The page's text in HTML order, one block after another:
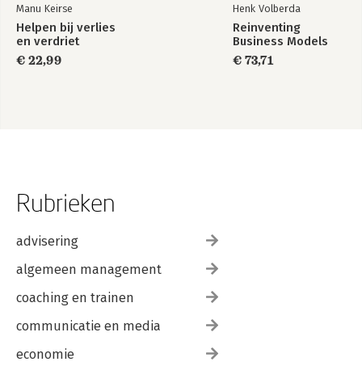
Manu Keirse
Helpen bij verlies
en verdriet
€ 22,99
Henk Volberda
Reinventing
Business Models
€ 73,71
Rubrieken
advisering
algemeen management
coaching en trainen
communicatie en media
economie